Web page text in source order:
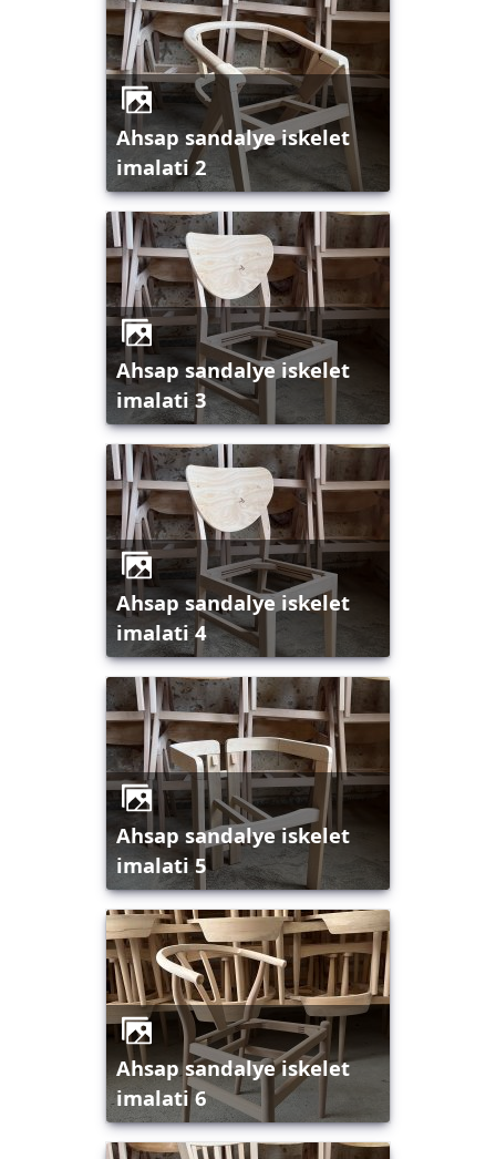
ahsap sandalye iskelet
imalati 2
ahsap sandalye iskelet
imalati 3
ahsap sandalye iskelet
imalati 4
ahsap sandalye iskelet
imalati 5
ahsap sandalye iskelet
imalati 6